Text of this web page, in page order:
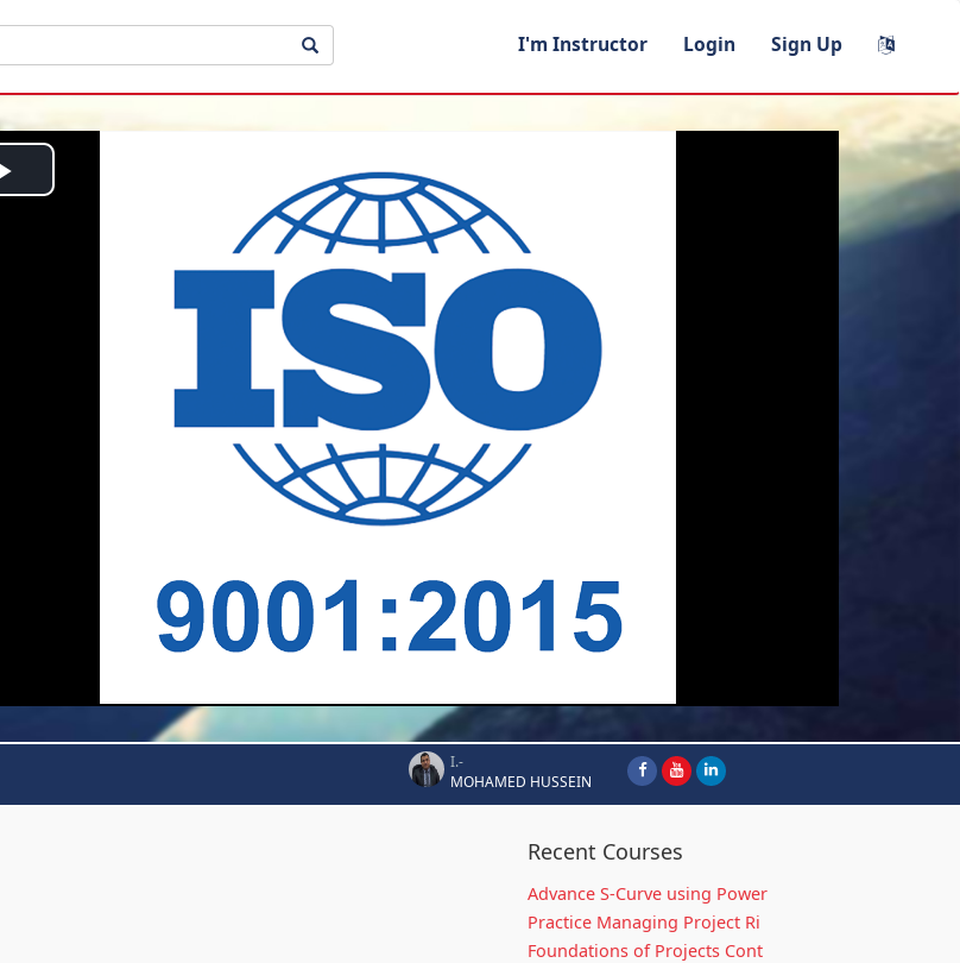
I'm Instructor Login Sign Up
Play
I.-
MOHAMED HUSSEIN
Recent Courses
Advance S-Curve using Power
Practice Managing Project Ri
Foundations of Projects Cont